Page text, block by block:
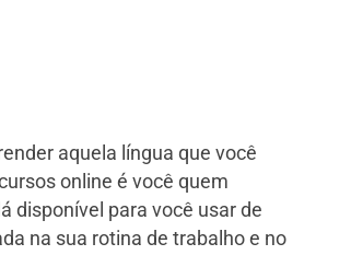
aquela língua que você
online é você quem
disponível para você usar de
na sua rotina de trabalho e no